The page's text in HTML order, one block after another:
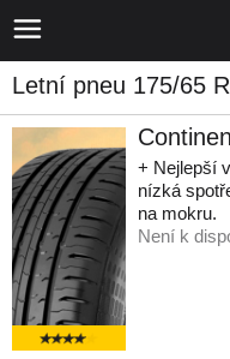
Letní pneu 175/65
+ Nejlepší
nízká
na mokru.
Není k